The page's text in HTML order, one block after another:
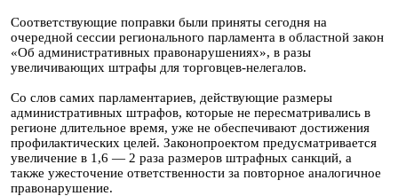
Соответствующие поправки были приняты сегодня на
очередной сессии регионального парламента в областной закон
«Об административных правонарушениях», в разы
увеличивающих штрафы для торговцев-нелегалов.
Со слов самих парламентариев, действующие размеры
административных штрафов, которые не пересматривались в
регионе длительное время, уже не обеспечивают достижения
профилактических целей. Законопроектом предусматривается
увеличение в 1,6 — 2 раза размеров штрафных санкций, а
также ужесточение ответственности за повторное аналогичное
правонарушение.